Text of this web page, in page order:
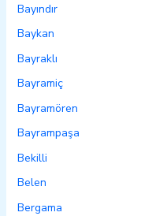
Bayındır
Baykan
Bayraklı
Bayramiç
Bayramören
Bayrampaşa
Bekilli
Belen
Bergama